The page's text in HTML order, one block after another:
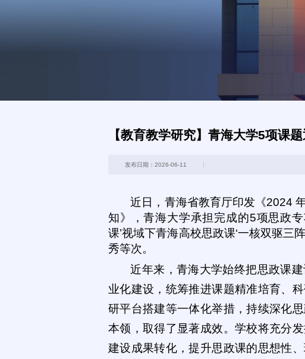
【教育教学研究】青海大学5项课
发布日期：2026-06-11
近日，青海省教育厅印发《2024
知》，青海大学承担完成的5项思政
课’视域下青海高校思政课‘一核双驱三
秀等次。
近年来，青海大学始终把思政课
业化建设，统筹推进课题精准培育、
研平台搭建等一体化举措，持续深化
本领，取得了显著成效。学校将充分
建设成果转化，提升思政课的思想性